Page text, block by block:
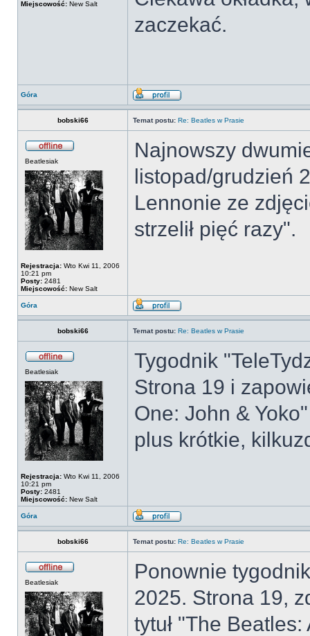
Miejscowość: New Salt
zaczekać.
Góra
bobski66 Temat postu: Re: Beatles w Prasie
Beatlesiak
Rejestracja: Wto Kwi 11, 2006
10:21 pm
Posty: 2481
Miejscowość: New Salt
Najnowszy
listopad/grudzień
Lennonie ze
strzelił pięć razy".
Góra
bobski66 Temat postu: Re: Beatles w Prasie
Beatlesiak
Rejestracja: Wto Kwi 11, 2006
10:21 pm
Posty: 2481
Miejscowość: New Salt
Tygodnik
Strona 19 i
One: John &
plus krótkie,
Góra
bobski66 Temat postu: Re: Beatles w Prasie
Beatlesiak
Ponownie
2025. Strona 19,
tytuł "The